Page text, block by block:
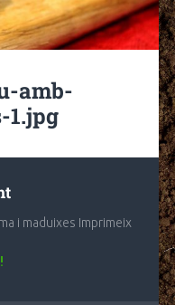
amb-
1.jpg
i maduixes Imprimeix